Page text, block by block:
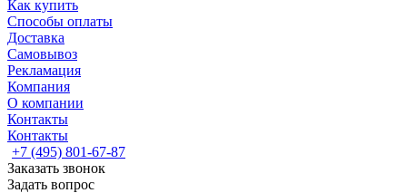
Как купить
Способы оплаты
Доставка
Самовывоз
Рекламация
Компания
О компании
Контакты
Контакты
+7 (495) 801-67-87
Заказать звонок
Задать вопрос